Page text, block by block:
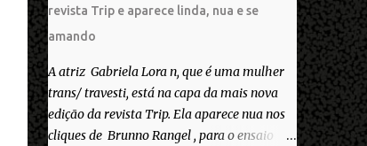
revista Trip e aparece linda, nua e se
amando
A atriz Gabriela Lora n, que é uma mulher
trans/ travesti, está na capa da mais nova
edição da revista Trip. Ela aparece nua nos
cliques de Brunno Rangel , para o ensaio